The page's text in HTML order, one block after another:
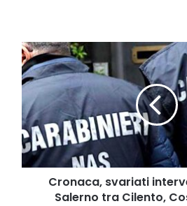
Cronaca,
svariati
interventi
dei
NAS
di
Salerno
tra
Cilento,
Costiera
Cronaca, svariati
Salerno tra Cilento,